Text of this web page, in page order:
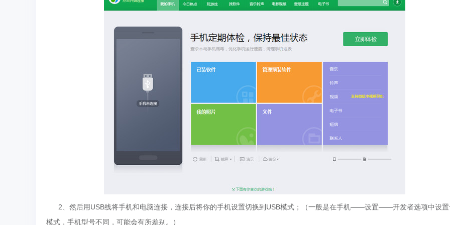
2、然后用USB线将手机和电脑连接，连接后将你的手机设置切换到USB模式；（一般是在手机——设置——开发者选项中设
模式，手机型号不同，可能会有所差别。）